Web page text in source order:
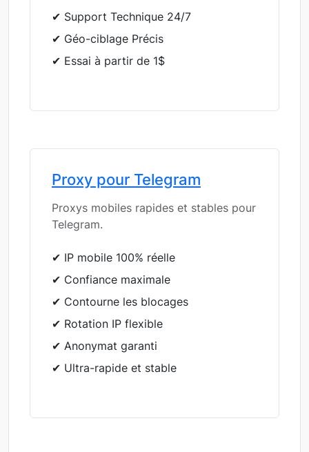
✔ Support Technique 24/7
✔ Géo-ciblage Précis
✔ Essai à partir de 1$
Proxy pour Telegram
Proxys mobiles rapides et stables pour
Telegram.
✔ IP mobile 100% réelle
✔ Confiance maximale
✔ Contourne les blocages
✔ Rotation IP flexible
✔ Anonymat garanti
✔ Ultra-rapide et stable